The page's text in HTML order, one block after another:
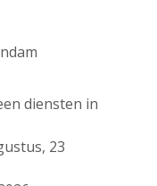
diensten in
23